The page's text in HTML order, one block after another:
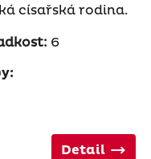
císařská rodina.
6
Detail